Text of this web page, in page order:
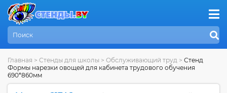
Главная > Стенды для школы > Обслуживающий труд > Стенд
Формы нарезки овощей для кабинета трудового обучения
690*860мм